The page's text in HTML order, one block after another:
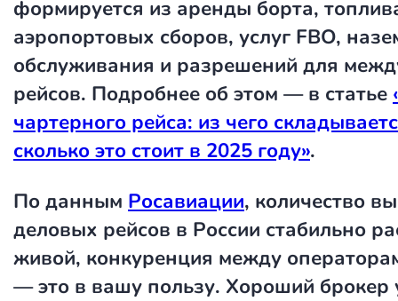
формируется из аренды борта,
аэропортовых сборов, услуг FBO,
обслуживания и разрешений для
рейсов. Подробнее об этом — в статье
чартерного рейса: из чего
сколько это стоит в 2025 году».
По данным Росавиации, количество
деловых рейсов в России стабильно
живой, конкуренция между
— это в вашу пользу. Хороший брокер